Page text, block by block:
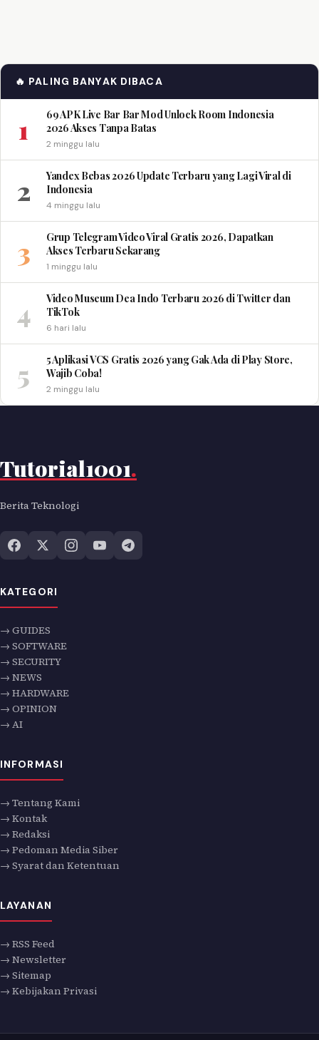
🔥 PALING BANYAK DIBACA
1
69 APK Live Bar Bar Mod Unlock Room Indonesia
2026 Akses Tanpa Batas
2 minggu lalu
2
Yandex Bebas 2026 Update Terbaru yang Lagi Viral di
Indonesia
4 minggu lalu
3
Grup Telegram Video Viral Gratis 2026, Dapatkan
Akses Terbaru Sekarang
1 minggu lalu
4
Video Museum Dea Indo Terbaru 2026 di Twitter dan
TikTok
6 hari lalu
5
5 Aplikasi VCS Gratis 2026 yang Gak Ada di Play Store,
Wajib Coba!
2 minggu lalu
Tutorial1001.
Berita Teknologi
KATEGORI
→ GUIDES
→ SOFTWARE
→ SECURITY
→ NEWS
→ HARDWARE
→ OPINION
→ AI
INFORMASI
→ Tentang Kami
→ Kontak
→ Redaksi
→ Pedoman Media Siber
→ Syarat dan Ketentuan
LAYANAN
→ RSS Feed
→ Newsletter
→ Sitemap
→ Kebijakan Privasi